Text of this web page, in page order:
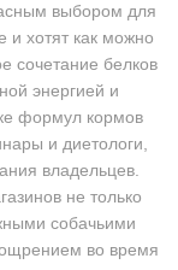
выбором для
и хотят как можно
сочетание белков
энергией и
формул кормов
и диетологи,
владельцев.
не только
собачьими
во время